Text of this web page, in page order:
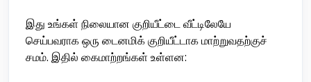
இது உங்கள் நிலையான குறியீட்டை வீட்டிலேயே
செய்பவராக ஒரு டைனமிக் குறியீட்டாக மாற்றுவதற்குச்
சமம். இதில் கைமாற்றங்கள் உள்ளன: